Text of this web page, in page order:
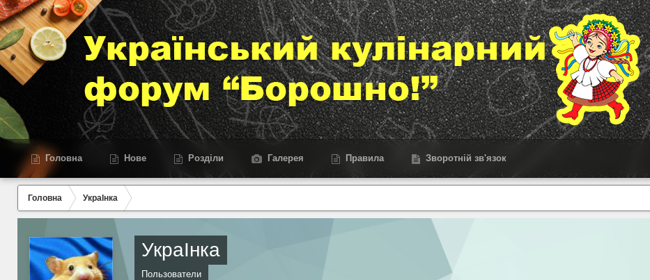
Головна Нове Розділи Галерея Правила Зворотній зв'язок
Головна УкраІнка
УкраІнка
Пользователи